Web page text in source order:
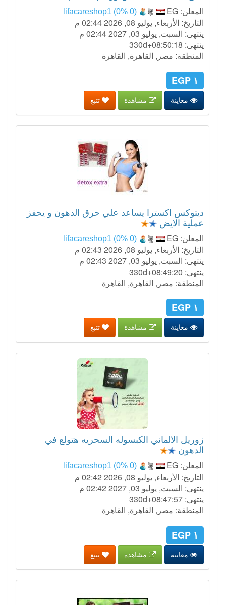
المعلن: lifacareshop1 (0% 0)
EG
التاريخ: الأربعاء, يوليو 08, 2026 02:44 م
ينتهى: السبت, يوليو 03, 2027 02:44 م
ينتهى: 330d+08:50:17
المنطقة: مصر, القاهرة, القاهرة
١ EGP
معاينة مشاهدة تتبع
ديتوكس اكسترا يساعد علي حرق الدهون و يحفز
عملية الايض
المعلن: lifacareshop1 (0% 0)
EG
التاريخ: الأربعاء, يوليو 08, 2026 02:43 م
ينتهى: السبت, يوليو 03, 2027 02:43 م
ينتهى: 330d+08:49:19
المنطقة: مصر, القاهرة, القاهرة
١ EGP
معاينة مشاهدة تتبع
زوريل الالماني الكبسوله السحريه هتولع في
الدهون
المعلن: lifacareshop1 (0% 0)
EG
التاريخ: الأربعاء, يوليو 08, 2026 02:42 م
ينتهى: السبت, يوليو 03, 2027 02:42 م
ينتهى: 330d+08:47:56
المنطقة: مصر, القاهرة, القاهرة
١ EGP
معاينة مشاهدة تتبع